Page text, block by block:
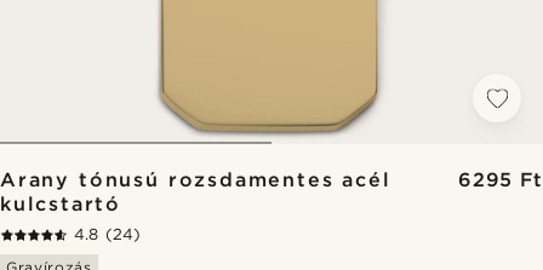
Arany tónusú rozsdamentes acél
kulcstartó
6295 Ft
4.8 (24)